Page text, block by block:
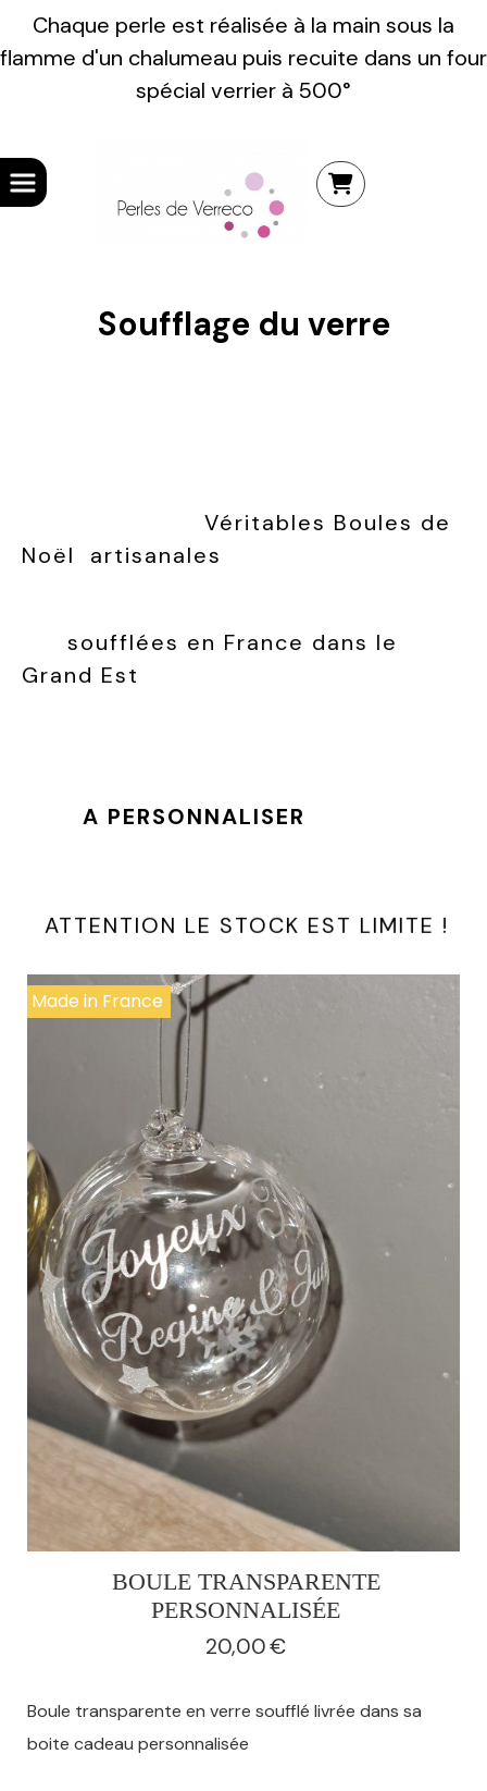
Chaque perle est réalisée à la main sous la
flamme d'un chalumeau puis recuite dans un four
spécial verrier à 500°
Soufflage du verre
Véritables Boules de
Noël artisanales
soufflées en France dans le
Grand Est
A PERSONNALISER
ATTENTION LE STOCK EST LIMITE !
Made in France
BOULE TRANSPARENTE
PERSONNALISÉE
20,00€
Boule transparente en verre soufflé livrée dans sa
boite cadeau personnalisée